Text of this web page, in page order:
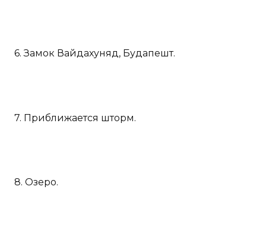
6. Замок Вайдахуняд, Будапешт.
7. Приближается шторм.
8. Озеро.